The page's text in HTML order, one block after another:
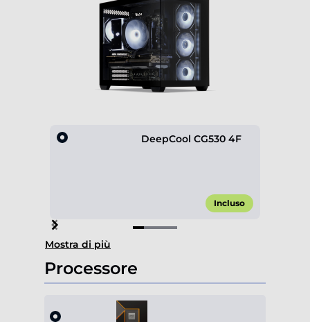
DeepCool CG530 4F
Incluso
Item
1
of
4
Mostra di più
Processore